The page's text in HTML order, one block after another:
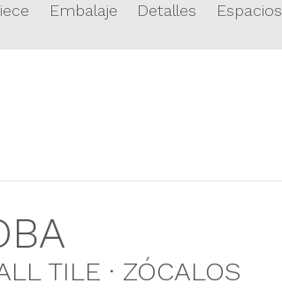
Embalaje Detalles Espacios
TILE · ZÓCALOS